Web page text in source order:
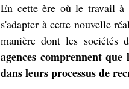
En cette ère où le travail à
s'adapter à cette nouvelle
manière dont les sociétés
agences comprennent
dans leurs processus de